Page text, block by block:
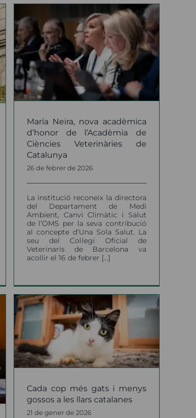
María Neira, nova acadèmica
d’honor de l’Acadèmia de
Ciències Veterinàries de
Catalunya
26 de febrer de 2026
La institució reconeix la directora
del Departament de Medi
Ambient, Canvi Climàtic i Salut
de l’OMS per la seva contribució
al concepte d’Una Sola Salut. La
seu del Col·legi Oficial de
Veterinaris de Barcelona va
acollir el 16 de febrer [...]
Cada cop més gats i menys
gossos a les llars catalanes
21 de gener de 2026